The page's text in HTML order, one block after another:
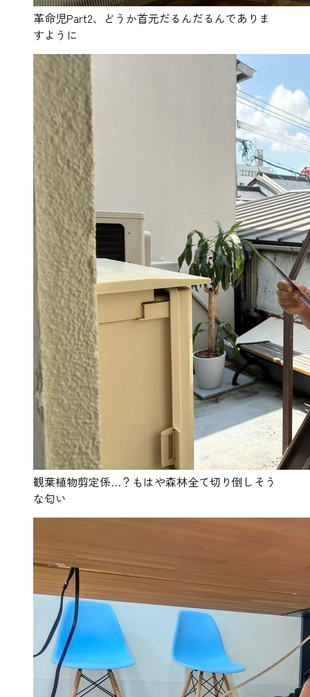
革命児Part2、どうか首元だるんだるんでありま
すように
観葉植物剪定係…？もはや森林全て切り倒しそう
な匂い